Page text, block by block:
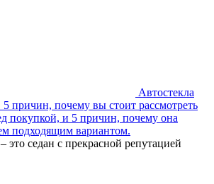
Автостекла
причин, почему вы стоит рассмотреть
покупкой, и 5 причин, почему она
подходящим вариантом.
это седан с прекрасной репутацией